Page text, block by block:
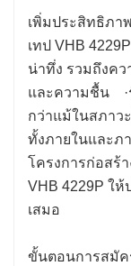
เพิ่มประสิทธิภา
เทป VHB
น่าทึ่ง รวมถึงค
และความชื้น ·
กว่าแม้ในสภาว
ทั้งภายในและภ
โครงการก่อสร้
VHB 4229P ใ
เสมอ
ขั้นตอนการสมัค